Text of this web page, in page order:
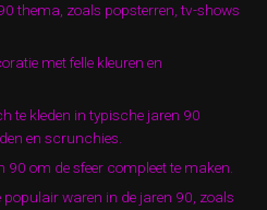
thema, zoals popsterren, tv-shows
met felle kleuren en
te kleden in typische jaren 90
en scrunchies.
90 om de sfeer compleet te maken.
populair waren in de jaren 90, zoals